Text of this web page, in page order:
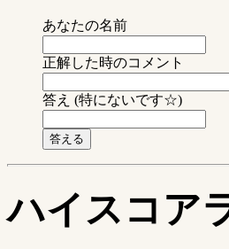
あなたの名前
正解した時のコメント
答え (特にないです☆)
ハイスコア